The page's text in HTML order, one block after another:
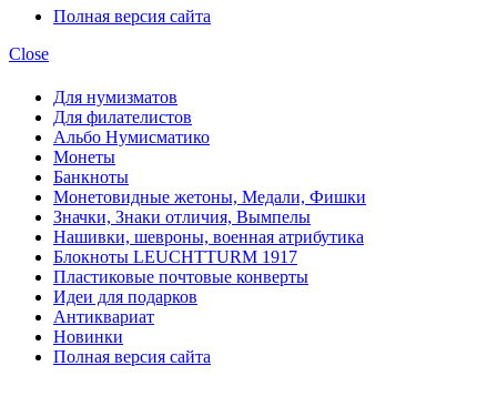
Полная версия сайта
Close
Для нумизматов
Для филателистов
Альбо Нумисматико
Монеты
Банкноты
Монетовидные жетоны, Медали, Фишки
Значки, Знаки отличия, Вымпелы
Нашивки, шевроны, военная атрибутика
Блокноты LEUCHTTURM 1917
Пластиковые почтовые конверты
Идеи для подарков
Антиквариат
Новинки
Полная версия сайта